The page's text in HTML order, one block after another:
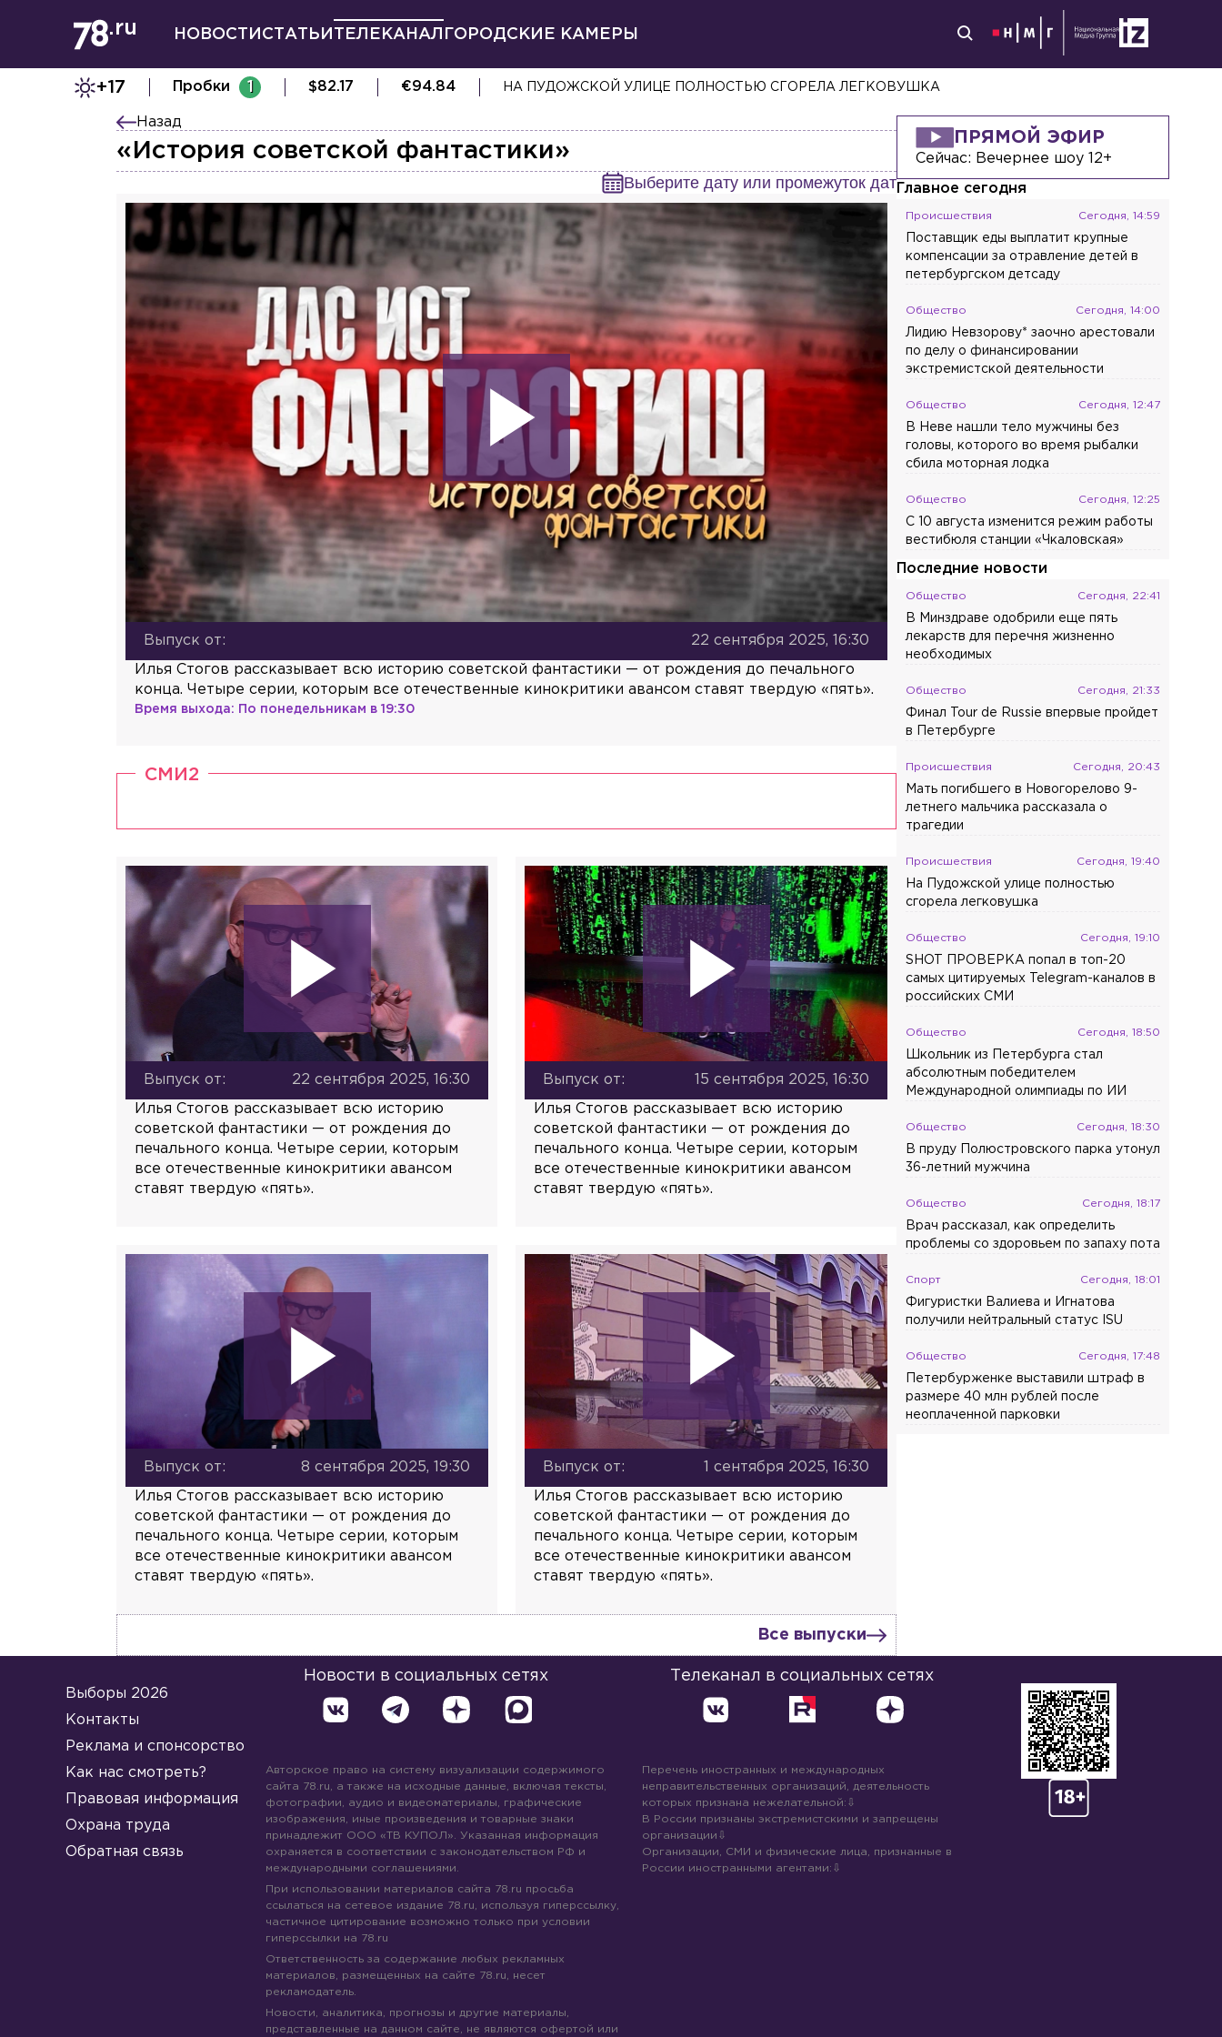
НОВОСТИ СТАТЬИ ТЕЛЕКАНАЛ ГОРОДСКИЕ КАМЕРЫ
+17 Пробки 1 $82.17 €94.84 НА ПУДОЖСКОЙ УЛИЦЕ ПОЛНОСТЬЮ СГОРЕЛА ЛЕГКОВУШКА
Назад
«История советской фантастики»
Выберите дату или промежуток дат
Выпуск от: 22 сентября 2025, 16:30
Илья Стогов рассказывает всю историю советской фантастики — от рождения до печального
конца. Четыре серии, которым все отечественные кинокритики авансом ставят твердую «пять».
Время выхода: По понедельникам в 19:30
СМИ2
Выпуск от: 22 сентября 2025, 16:30
Илья Стогов рассказывает всю историю
советской фантастики — от рождения до
печального конца. Четыре серии, которым
все отечественные кинокритики авансом
ставят твердую «пять».
Выпуск от: 15 сентября 2025, 16:30
Илья Стогов рассказывает всю историю
советской фантастики — от рождения до
печального конца. Четыре серии, которым
все отечественные кинокритики авансом
ставят твердую «пять».
Выпуск от: 8 сентября 2025, 19:30
Илья Стогов рассказывает всю историю
советской фантастики — от рождения до
печального конца. Четыре серии, которым
все отечественные кинокритики авансом
ставят твердую «пять».
Выпуск от: 1 сентября 2025, 16:30
Илья Стогов рассказывает всю историю
советской фантастики — от рождения до
печального конца. Четыре серии, которым
все отечественные кинокритики авансом
ставят твердую «пять».
Все выпуски
ПРЯМОЙ ЭФИР
Сейчас: Вечернее шоу 12+
Главное сегодня
Происшествия Сегодня, 14:59
Поставщик еды выплатит крупные
компенсации за отравление детей в
петербургском детсаду
Общество Сегодня, 14:00
Лидию Невзорову* заочно арестовали
по делу о финансировании
экстремистской деятельности
Общество Сегодня, 12:47
В Неве нашли тело мужчины без
головы, которого во время рыбалки
сбила моторная лодка
Общество Сегодня, 12:25
С 10 августа изменится режим работы
вестибюля станции «Чкаловская»
Последние новости
Общество Сегодня, 22:41
В Минздраве одобрили еще пять
лекарств для перечня жизненно
необходимых
Общество Сегодня, 21:33
Финал Tour de Russie впервые пройдет
в Петербурге
Происшествия Сегодня, 20:43
Мать погибшего в Новогорелово 9-
летнего мальчика рассказала о
трагедии
Происшествия Сегодня, 19:40
На Пудожской улице полностью
сгорела легковушка
Общество Сегодня, 19:10
SHOT ПРОВЕРКА попал в топ-20
самых цитируемых Telegram-каналов в
российских СМИ
Общество Сегодня, 18:50
Школьник из Петербурга стал
абсолютным победителем
Международной олимпиады по ИИ
Общество Сегодня, 18:30
В пруду Полюстровского парка утонул
36-летний мужчина
Общество Сегодня, 18:17
Врач рассказал, как определить
проблемы со здоровьем по запаху пота
Спорт Сегодня, 18:01
Фигуристки Валиева и Игнатова
получили нейтральный статус ISU
Общество Сегодня, 17:48
Петербурженке выставили штраф в
размере 40 млн рублей после
неоплаченной парковки
Выборы 2026
Контакты
Реклама и спонсорство
Как нас смотреть?
Правовая информация
Охрана труда
Обратная связь
Новости в социальных сетях Телеканал в социальных сетях
Авторское право на систему визуализации содержимого
сайта 78.ru, а также на исходные данные, включая тексты,
фотографии, аудио и видеоматериалы, графические
изображения, иные произведения и товарные знаки
принадлежит ООО «ТВ КУПОЛ». Указанная информация
охраняется в соответствии с законодательством РФ и
международными соглашениями.
При использовании материалов сайта 78.ru просьба
ссылаться на сетевое издание 78.ru, используя гиперссылку,
частичное цитирование возможно только при условии
гиперссылки на 78.ru
Ответственность за содержание любых рекламных
материалов, размещенных на сайте 78.ru, несет
рекламодатель.
Новости, аналитика, прогнозы и другие материалы,
представленные на данном сайте, не являются офертой или
Перечень иностранных и международных
неправительственных организаций, деятельность
которых признана нежелательной:
В России признаны экстремистскими и запрещены
организации
Организации, СМИ и физические лица, признанные в
России иностранными агентами: